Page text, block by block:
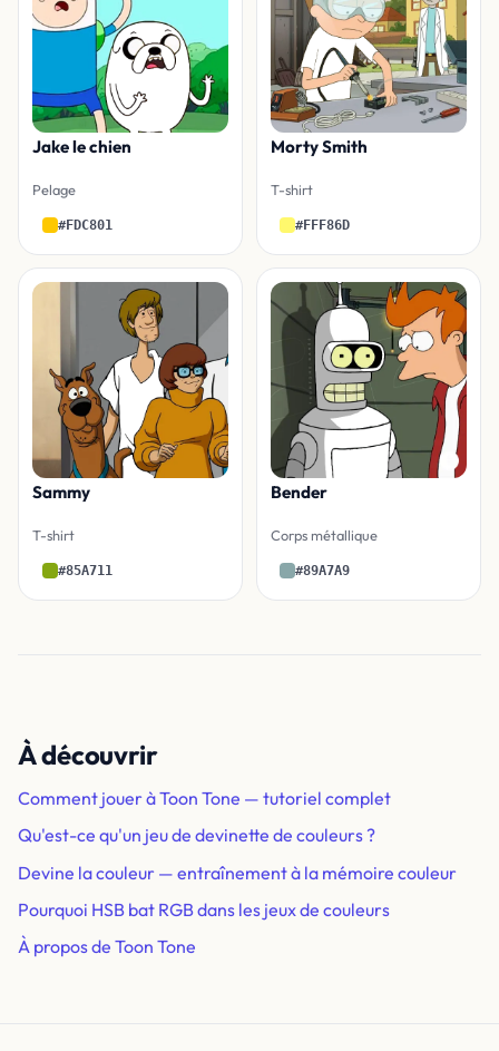
Jake le chien
Pelage
#FDC801
Morty Smith
T-shirt
#FFF86D
Sammy
T-shirt
#85A711
Bender
Corps métallique
#89A7A9
À découvrir
Comment jouer à Toon Tone — tutoriel complet
Qu'est-ce qu'un jeu de devinette de couleurs ?
Devine la couleur — entraînement à la mémoire couleur
Pourquoi HSB bat RGB dans les jeux de couleurs
À propos de Toon Tone